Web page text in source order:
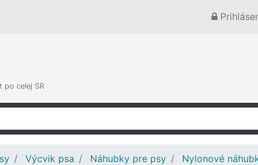
po celej SR
Výcvik psa Náhubky pre psy Nylonové